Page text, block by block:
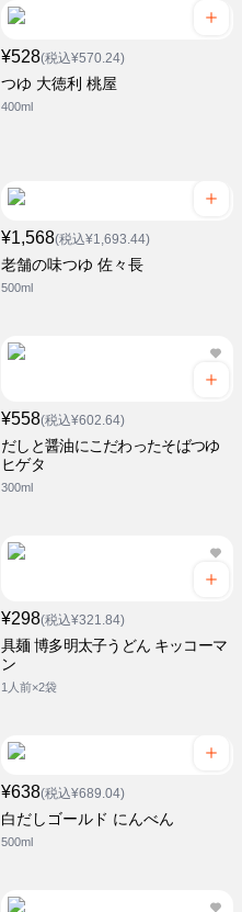
¥528(税込¥570.24)
つゆ 大徳利 桃屋
400ml
¥1,568(税込¥1,693.44)
老舗の味つゆ 佐々長
500ml
¥558(税込¥602.64)
だしと醤油にこだわったそばつゆ
ヒゲタ
300ml
¥298(税込¥321.84)
具麺 博多明太子うどん キッコーマ
ン
1人前×2袋
¥638(税込¥689.04)
白だしゴールド にんべん
500ml